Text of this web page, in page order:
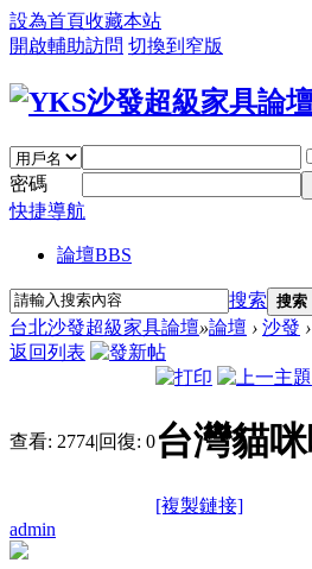
設為首頁收藏本站
開啟輔助訪問 切換到窄版
密碼
快捷導航
論壇BBS
搜索 搜索
台北沙發超級家具論壇»論壇 › 沙發 ›
返回列表
查看: 2774|回復: 0台灣貓
[複製鏈接]
admin